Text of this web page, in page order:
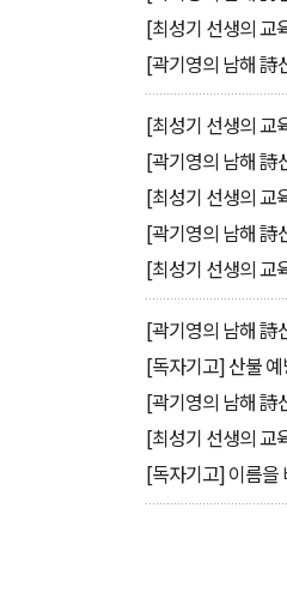
[최성기 선생의 교
[곽기영의 남해 詩
[최성기 선생의 교
[곽기영의 남해 詩
[최성기 선생의 교
[곽기영의 남해 詩
[최성기 선생의 교
[곽기영의 남해 詩
[독자기고] 산불
[곽기영의 남해 詩
[최성기 선생의 교
[독자기고] 이름을